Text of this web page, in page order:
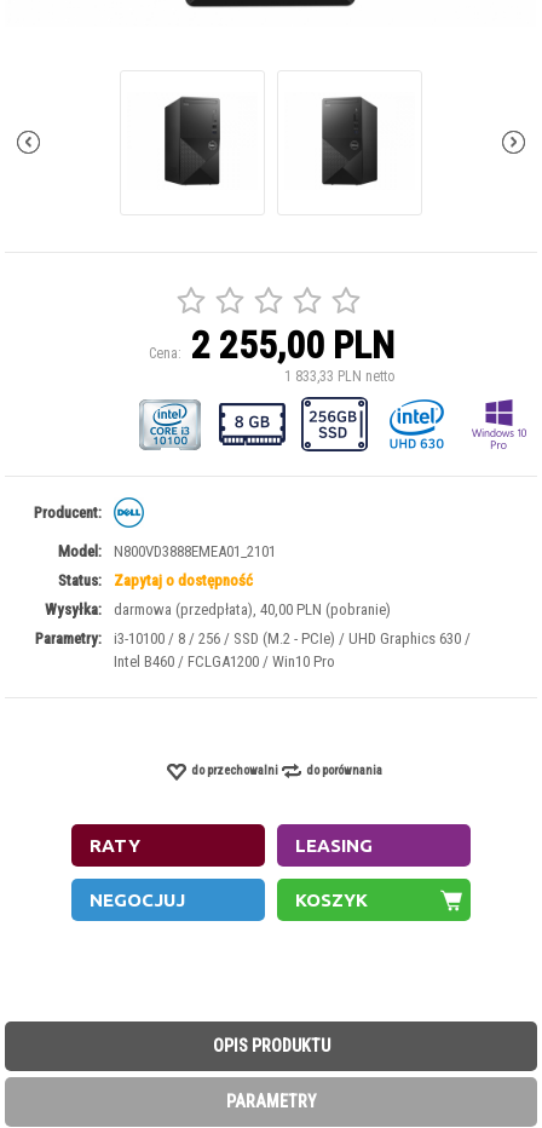
Cena: 2 255,00 PLN
1 833,33 PLN netto
Producent:
Model:
N800VD3888EMEA01_2101
Status:
Zapytaj o dostępność
Wysyłka:
darmowa (przedpłata), 40,00 PLN (pobranie)
Parametry:
i3-10100 / 8 / 256 / SSD (M.2 - PCIe) / UHD Graphics 630 /
Intel B460 / FCLGA1200 / Win10 Pro
do przechowalni do porównania
OPIS PRODUKTU
PARAMETRY